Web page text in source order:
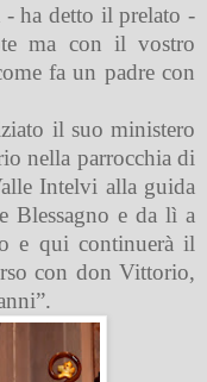
- ha detto il prelato -
ma con il vostro
fa un padre con
il suo ministero
nella parrocchia di
Intelvi alla guida
Blessagno e da lì a
e qui continuerà il
con don Vittorio,